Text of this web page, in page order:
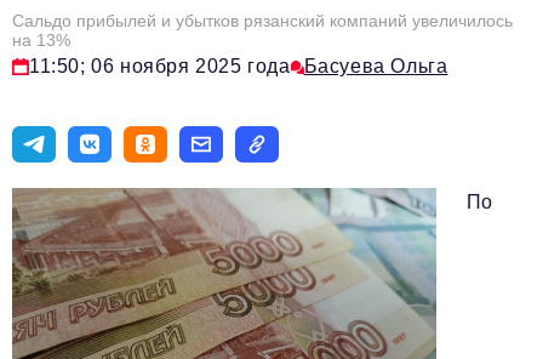
Технологии и тренды
Туризм
Мероприятия
Авторские материалы
Видео
Телефон редакции:+7 495 727-01-67
Электронные почты редакции:
Сальдо прибылей и убытков рязанский компаний увеличилось
на 13%
11:50; 06 ноября 2025 года Басуева Ольга
По